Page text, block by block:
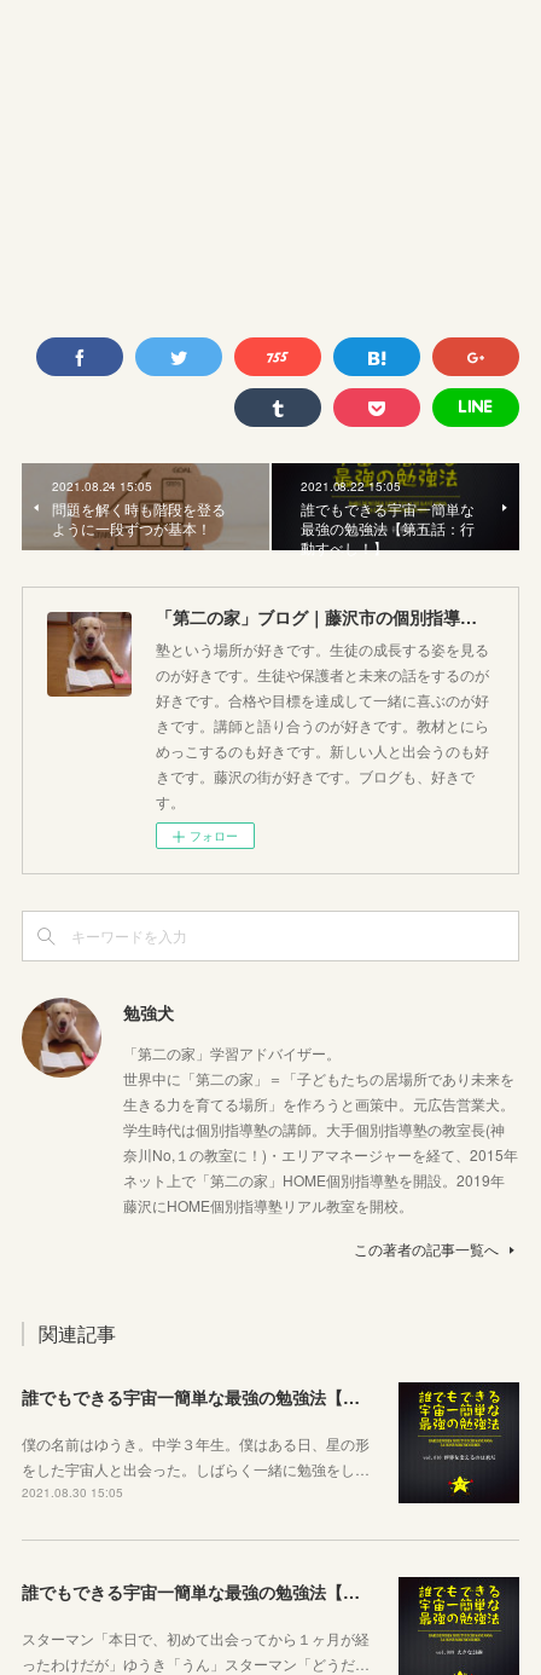
2021.08.24 15:05
問題を解く時も階段を登る
ように一段ずつが基本！
2021.08.22 15:05
誰でもできる宇宙一簡単な
最強の勉強法【第五話：行
動すべし！】
「第二の家」ブログ｜藤沢市の個別指導塾のお話
塾という場所が好きです。生徒の成長する姿を見る
のが好きです。生徒や保護者と未来の話をするのが
好きです。合格や目標を達成して一緒に喜ぶのが好
きです。講師と語り合うのが好きです。教材とにら
めっこするのも好きです。新しい人と出会うのも好
きです。藤沢の街が好きです。ブログも、好きで
す。
フォロー
勉強犬
「第二の家」学習アドバイザー。
世界中に「第二の家」＝「子どもたちの居場所であり未来を
生きる力を育てる場所」を作ろうと画策中。元広告営業犬。
学生時代は個別指導塾の講師。大手個別指導塾の教室長(神
奈川No,１の教室に！)・エリアマネージャーを経て、2015年
ネット上で「第二の家」HOME個別指導塾を開設。2019年
藤沢にHOME個別指導塾リアル教室を開校。
この著者の記事一覧へ
関連記事
誰でもできる宇宙一簡単な最強の勉強法【最終回：世界を変えるのは君だ】
僕の名前はゆうき。中学３年生。僕はある日、星の形
をした宇宙人と出会った。しばらく一緒に勉強をし…
2021.08.30 15:05
誰でもできる宇宙一簡単な最強の勉強法【第九話：大きな計画】
スターマン「本日で、初めて出会ってから１ヶ月が経
ったわけだが」ゆうき「うん」スターマン「どうだ…